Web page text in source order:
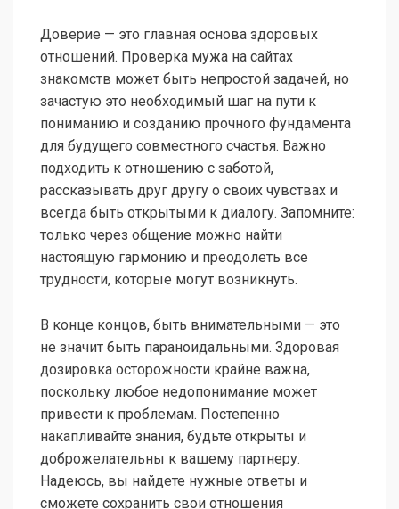
Доверие — это главная основа здоровых
отношений. Проверка мужа на сайтах
знакомств может быть непростой задачей, но
зачастую это необходимый шаг на пути к
пониманию и созданию прочного фундамента
для будущего совместного счастья. Важно
подходить к отношению с заботой,
рассказывать друг другу о своих чувствах и
всегда быть открытыми к диалогу. Запомните:
только через общение можно найти
настоящую гармонию и преодолеть все
трудности, которые могут возникнуть.
В конце концов, быть внимательными — это
не значит быть параноидальными. Здоровая
дозировка осторожности крайне важна,
поскольку любое недопонимание может
привести к проблемам. Постепенно
накапливайте знания, будьте открыты и
доброжелательны к вашему партнеру.
Надеюсь, вы найдете нужные ответы и
сможете сохранить свои отношения